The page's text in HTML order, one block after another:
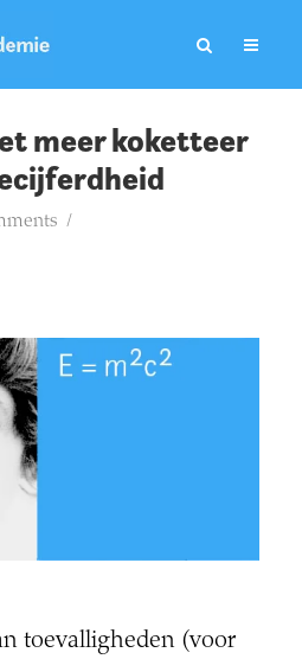
meer koketteer
toevalligheden (voor